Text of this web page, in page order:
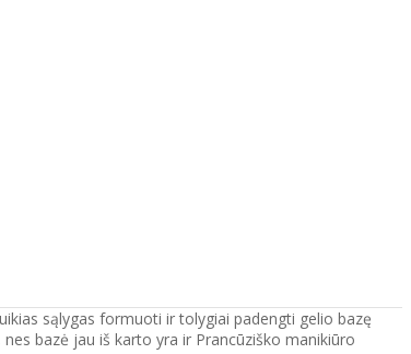
sąlygas formuoti ir tolygiai padengti gelio bazę
bazė jau iš karto yra ir Prancūziško manikiūro